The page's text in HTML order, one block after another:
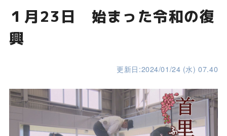
１月23日 始まった令和の復
興
更新日:2024/01/24 (水) 07.40